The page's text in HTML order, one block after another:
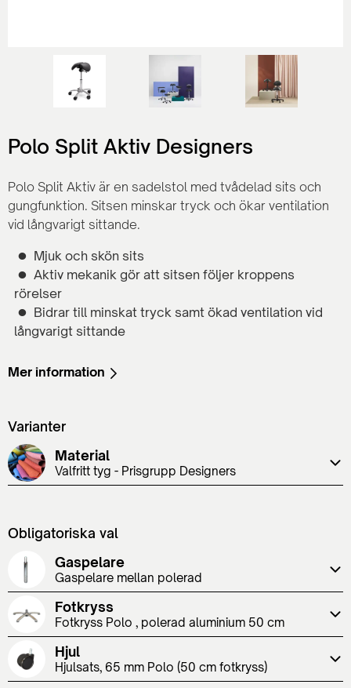
Polo Split Aktiv Designers
Polo Split Aktiv är en sadelstol med tvådelad sits och
gungfunktion. Sitsen minskar tryck och ökar ventilation
vid långvarigt sittande.
Mjuk och skön sits
Aktiv mekanik gör att sitsen följer kroppens
rörelser
Bidrar till minskat tryck samt ökad ventilation vid
långvarigt sittande
Mer information
Varianter
Material
Valfritt tyg - Prisgrupp Designers
Obligatoriska val
Gaspelare
Gaspelare mellan polerad
Fotkryss
Fotkryss Polo , polerad aluminium 50 cm
Hjul
Hjulsats, 65 mm Polo (50 cm fotkryss)